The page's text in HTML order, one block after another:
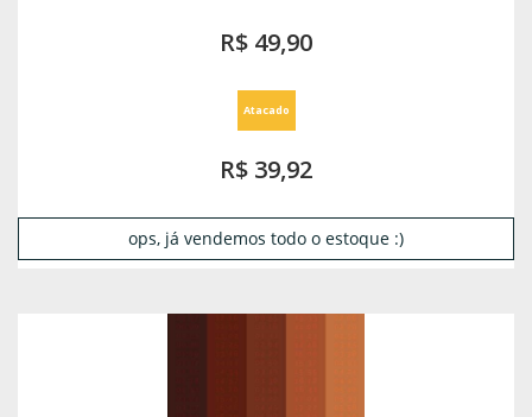
R$ 49,90
Atacado
R$ 39,92
ops, já vendemos todo o estoque :)